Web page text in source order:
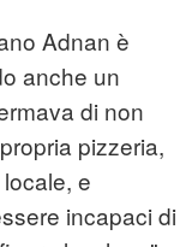
Adnan è
anche un
di non
pizzeria,
e
incapaci di